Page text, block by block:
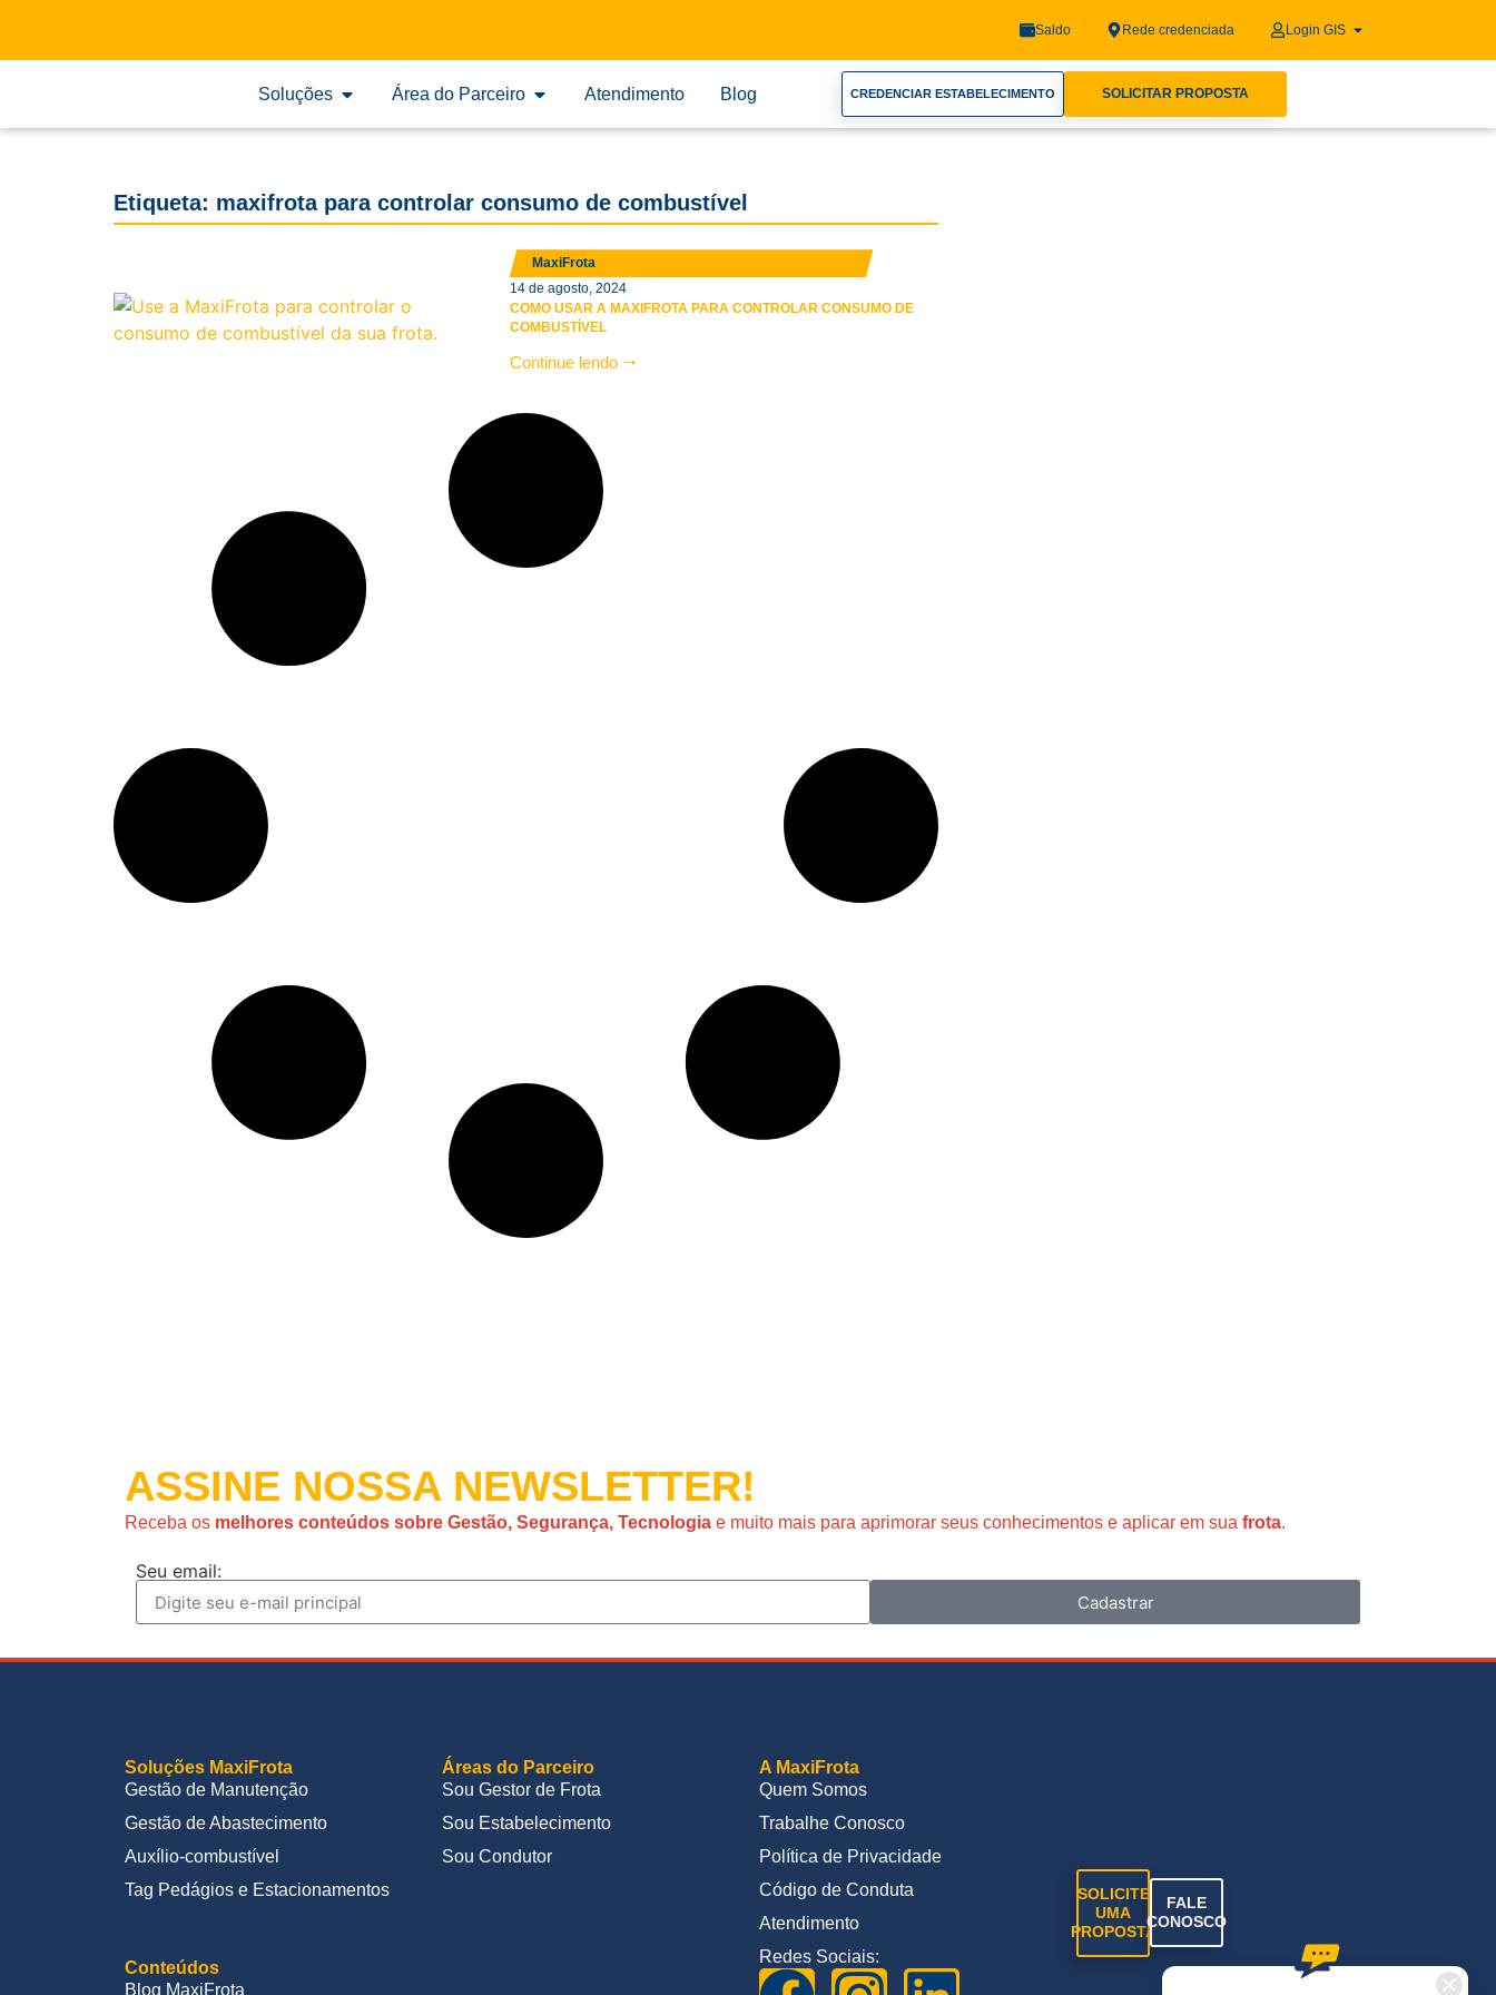
Saldo Rede credenciada Login GIS
Soluções Área do Parceiro Atendimento Blog CREDENCIAR ESTABELECIMENTO SOLICITAR PROPOSTA
Etiqueta: maxifrota para controlar consumo de combustível
MaxiFrota
14 de agosto, 2024
COMO USAR A MAXIFROTA PARA CONTROLAR CONSUMO DE
COMBUSTÍVEL
Continue lendo 🠒
ASSINE NOSSANEWSLETTER!
Receba os melhores conteúdos sobre Gestão, Segurança, Tecnologia e muito mais para aprimorar seus conhecimentos e aplicar em sua frota.
Seu email:
Cadastrar
Soluções MaxiFrota
Gestão de Manutenção
Gestão de Abastecimento
Auxílio-combustível
Tag Pedágios e Estacionamentos
Conteúdos
Blog MaxiFrota
Áreas do Parceiro
Sou Gestor de Frota
Sou Estabelecimento
Sou Condutor
A MaxiFrota
Quem Somos
Trabalhe Conosco
Política de Privacidade
Código de Conduta
Atendimento
Redes Sociais:
SOLICITE
UMA
PROPOSTA
FALE
CONOSCO